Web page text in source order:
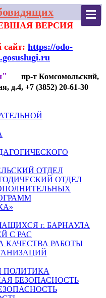
ВЕРСИЯ
https://odo-
пр-т Комсомольский,
д.4, +7 (3852) 20-61-30
ОТДЕЛ
ОТДЕЛ
г. БАРНАУЛА
С РАС
РАБОТЫ
ПОЛИТИКА
БЕЗОПАСНОСТЬ